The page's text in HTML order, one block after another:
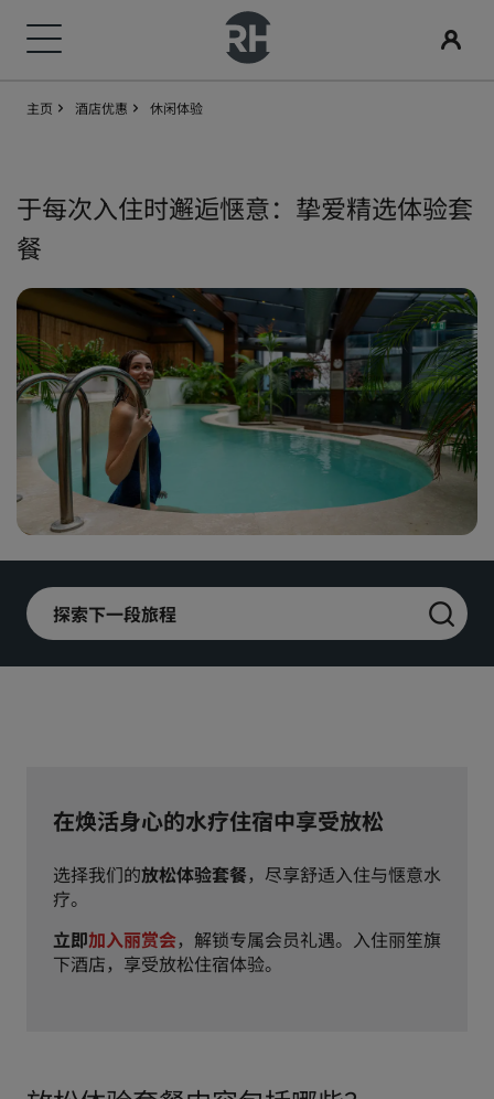
丽笙精选 丽笙
丽筠 丽芮
art'otel
丽亭 丽柏
Prize by Radisson 丽怡
Golden Tulip
度假酒店
服务式公寓
机场酒店
新开业和即将开业的酒店
预订会议空间
请求报价
活动目的地
行业方案
初次预订？
当日特惠
提前预订
查看套餐
Rad Pets
婚礼场地
环保酒店
体育团队住宿
商务旅客
市中心酒店
访问我们的博客
会员礼遇
如何使用积分
如何赚取积分
预订人员和策划人员
主页 酒店优惠 休闲体验
于每次入住时邂逅惬意：挚爱精选体验套
餐
探索下一段旅程
在焕活身心的水疗住宿中享受放松
选择我们的放松体验套餐，尽享舒适入住与惬意水
疗。
立即加入丽赏会，解锁专属会员礼遇。入住丽笙旗
下酒店，享受放松住宿体验。